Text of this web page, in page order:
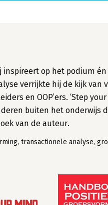
op het podium
verrijkte hij de kijk van
en OOP’ers. ‘Step
buiten het onderwijs
van de auteur.
transactionele analyse,